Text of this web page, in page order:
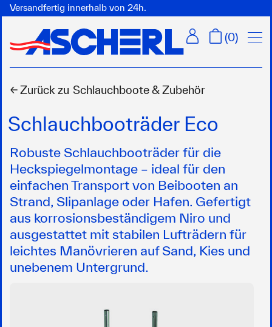
Versandfertig innerhalb von 24h.
(0)
← Zurück zu Schlauchboote & Zubehör
Schlauchbooträder Eco
Robuste Schlauchbooträder für die
Heckspiegelmontage – ideal für den
einfachen Transport von Beibooten an
Strand, Slipanlage oder Hafen. Gefertigt
aus korrosionsbeständigem Niro und
ausgestattet mit stabilen Lufträdern für
leichtes Manövrieren auf Sand, Kies und
unebenem Untergrund.